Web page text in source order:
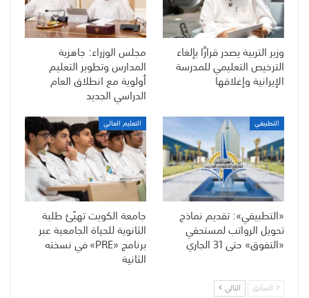
وزير التربية يصدر قرارًا بإلغاء
الترخيص التعليمي للمدرسة
الإيرانية وإغلاقها
مجلس الوزراء: جاهزية
المدارس وتطوير التعليم
أولوية مع انطلاق العام
الدراسي الجديد
التطبيقي
«التطبيقي»: تقديم نماذج
تحويل الرواتب لمستحقي
«التفوق» حتى 31 الجاري
التعليم العالي
جامعة الكويت تهيّئ طلبة
الثانوية للحياة الجامعية عبر
برنامج «PRE» في نسخته
الثانية
السابق التالي